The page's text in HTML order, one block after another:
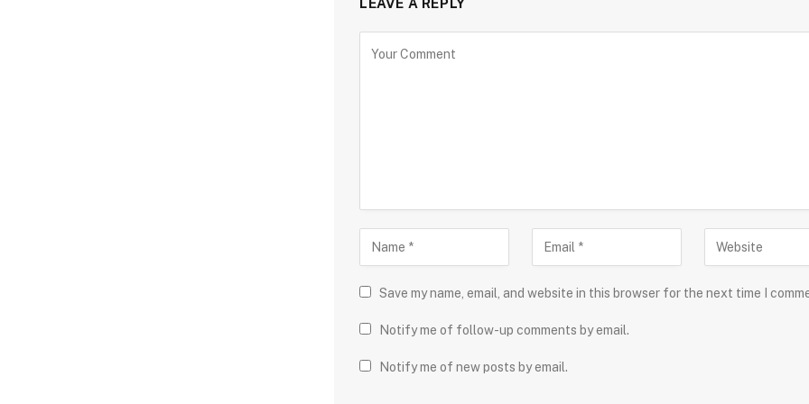
Save my name, email, and website in this browser for the next time I
Notify me of follow-up comments by email.
Notify me of new posts by email.